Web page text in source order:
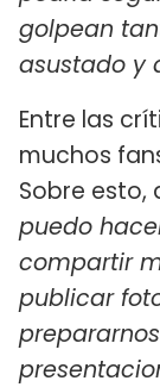
golpean
asustado y
Entre las
muchos
Sobre esto,
puedo
compartir
publicar